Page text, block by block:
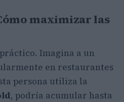
maximizar las
Imagina a un
en restaurantes
persona utiliza la
, podría acumular hasta